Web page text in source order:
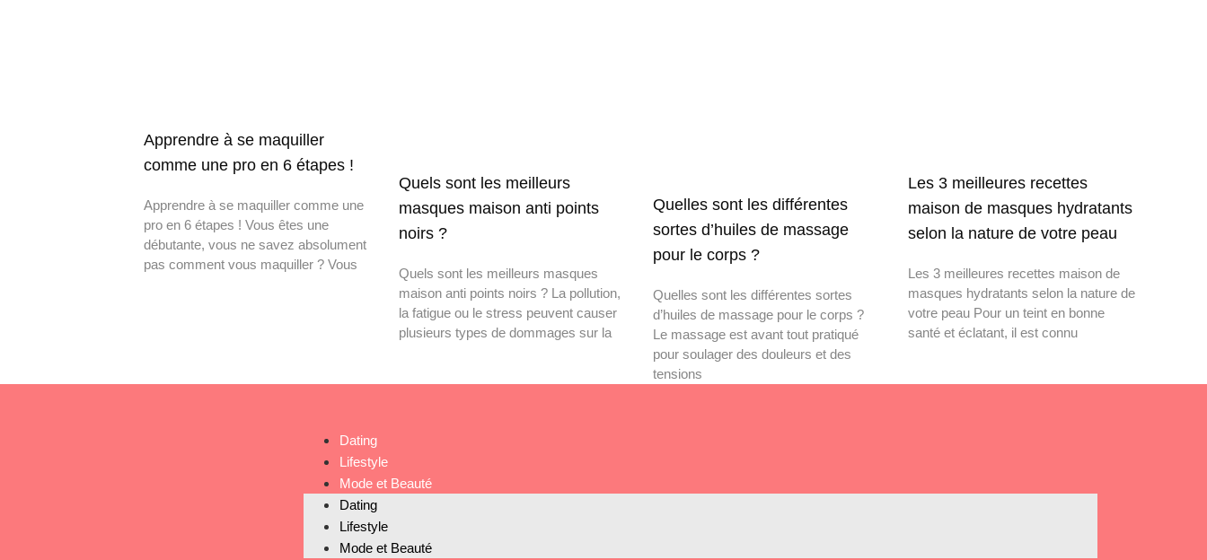
Apprendre à se maquiller
comme une pro en 6 étapes !
Apprendre à se maquiller comme une
pro en 6 étapes ! Vous êtes une
débutante, vous ne savez absolument
pas comment vous maquiller ? Vous
Quels sont les meilleurs
masques maison anti points
noirs ?
Quels sont les meilleurs masques
maison anti points noirs ? La pollution,
la fatigue ou le stress peuvent causer
plusieurs types de dommages sur la
Quelles sont les différentes
sortes d’huiles de massage
pour le corps ?
Quelles sont les différentes sortes
d’huiles de massage pour le corps ?
Le massage est avant tout pratiqué
pour soulager des douleurs et des
tensions
Les 3 meilleures recettes
maison de masques hydratants
selon la nature de votre peau
Les 3 meilleures recettes maison de
masques hydratants selon la nature de
votre peau Pour un teint en bonne
santé et éclatant, il est connu
Dating
Lifestyle
Mode et Beauté
Dating
Lifestyle
Mode et Beauté